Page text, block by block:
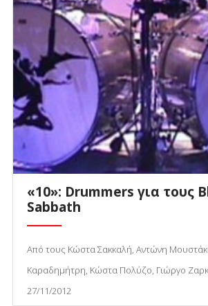
«10»: Drummers για τους
Sabbath
Από τους Κώστα Σακκαλή, Αντώνη
Καραδημήτρη, Κώστα Πολύζο, Γιώργο
27/11/2012